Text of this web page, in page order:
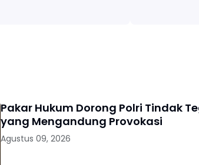
Pakar Hukum Dorong Polri Tindak
yang Mengandung Provokasi
Agustus 09, 2026